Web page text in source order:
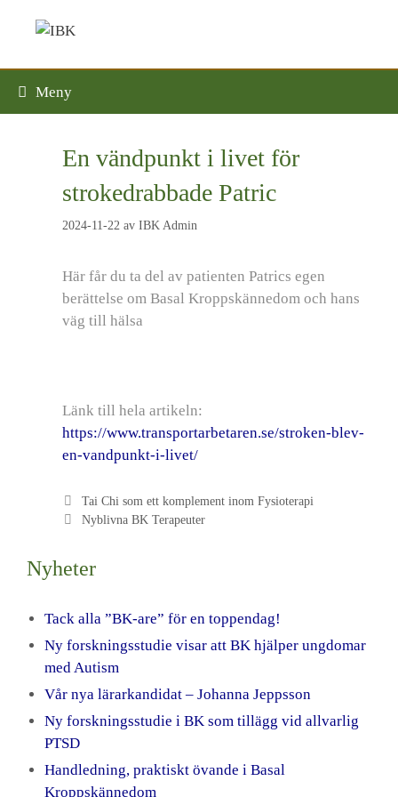
Meny
En vändpunkt i livet för
strokedrabbade Patric
2024-11-22 av IBK Admin
Här får du ta del av patienten Patrics egen
berättelse om Basal Kroppskännedom och hans
väg till hälsa
Länk till hela artikeln:
https://www.transportarbetaren.se/stroken-blev-
en-vandpunkt-i-livet/
Tai Chi som ett komplement inom Fysioterapi
Nyblivna BK Terapeuter
Nyheter
Tack alla ”BK-are” för en toppendag!
Ny forskningsstudie visar att BK hjälper ungdomar
med Autism
Vår nya lärarkandidat – Johanna Jeppsson
Ny forskningsstudie i BK som tillägg vid allvarlig
PTSD
Handledning, praktiskt övande i Basal
Kroppskännedom